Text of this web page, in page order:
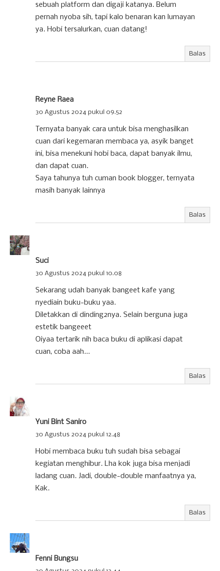
sebuah platform dan digaji katanya. Belum
pernah nyoba sih, tapi kalo benaran kan lumayan
ya. Hobi tersalurkan, cuan datang!
Balas
Reyne Raea
30 Agustus 2024 pukul 09.52
Ternyata banyak cara untuk bisa menghasilkan
cuan dari kegemaran membaca ya, asyik banget
ini, bisa menekuni hobi baca, dapat banyak ilmu,
dan dapat cuan.
Saya tahunya tuh cuman book blogger, ternyata
masih banyak lainnya
Balas
Suci
30 Agustus 2024 pukul 10.08
Sekarang udah banyak bangeet kafe yang
nyediain buku-buku yaa.
Diletakkan di dinding2nya. Selain berguna juga
estetik bangeeet
Oiyaa tertarik nih baca buku di aplikasi dapat
cuan, coba aah...
Balas
Yuni Bint Saniro
30 Agustus 2024 pukul 12.48
Hobi membaca buku tuh sudah bisa sebagai
kegiatan menghibur. Lha kok juga bisa menjadi
ladang cuan. Jadi, double-double manfaatnya ya,
Kak.
Balas
Fenni Bungsu